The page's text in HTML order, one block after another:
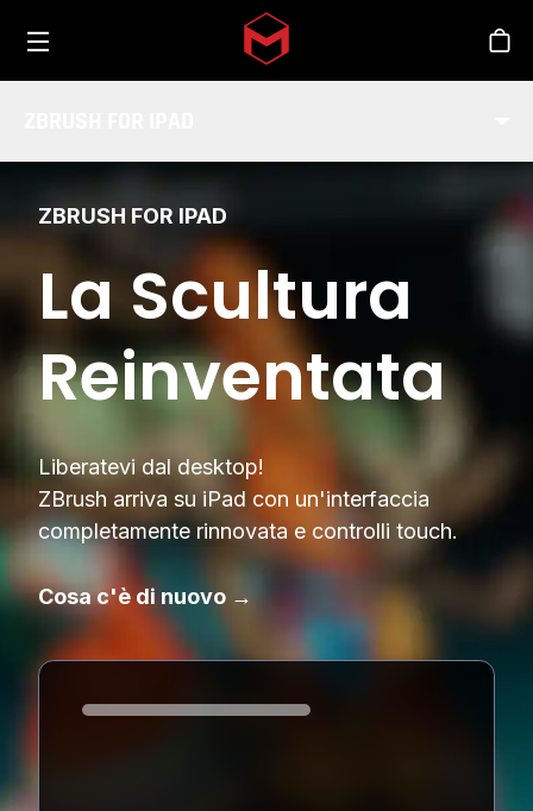
Skip to main content
ZBRUSH FOR IPAD
La Scultura
Reinventata
Liberatevi dal desktop!
ZBrush arriva su iPad con un'interfaccia
completamente rinnovata e controlli touch.
Cosa c'è di nuovo →